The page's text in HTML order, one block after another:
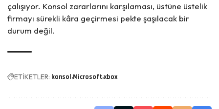
çalışıyor. Konsol zararlarını karşılaması, üstüne üstelik
firmayı sürekli kâra geçirmesi pekte şaşılacak bir
durum değil.
ETİKETLER: konsol Microsoftxbox